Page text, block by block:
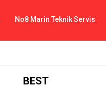
No8 Marin Teknik Servis
BEST